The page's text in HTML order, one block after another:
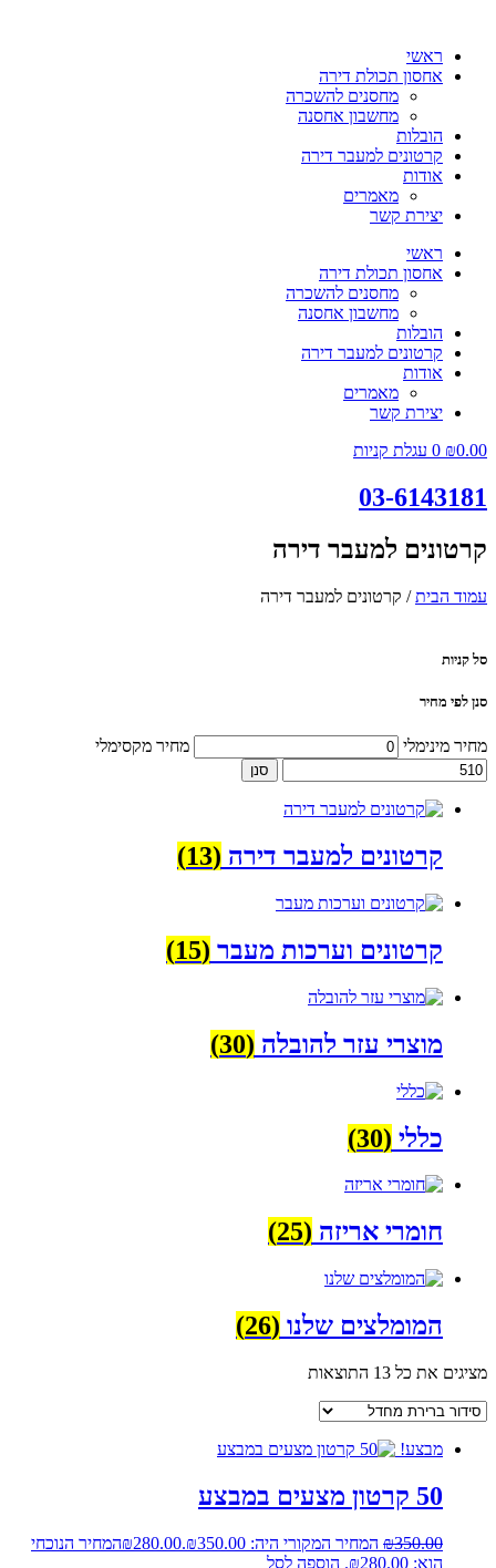
ראשי
אחסון תכולת דירה
מחסנים להשכרה
מחשבון אחסנה
הובלות
קרטונים למעבר דירה
אודות
מאמרים
יצירת קשר
ראשי
אחסון תכולת דירה
מחסנים להשכרה
מחשבון אחסנה
הובלות
קרטונים למעבר דירה
אודות
מאמרים
יצירת קשר
₪0.00
0 עגלת קניות
03-6143181
קרטונים למעבר דירה
עמוד הבית/ קרטונים למעבר דירה
סל קניות
סנן לפי מחיר
מחיר מינימלי מחיר מקסימלי
סנן
קרטונים למעבר דירה (13)
קרטונים וערכות מעבר (15)
מוצרי עזר להובלה (30)
כללי (30)
חומרי אריזה (25)
המומלצים שלנו (26)
מציגים את כל ⁦13⁩ התוצאות
מבצע!
50 קרטון מצעים במבצע
₪350.00 המחיר המקורי היה: ₪350.00. ₪280.00
המחיר הנוכחי
הוא: ₪280.00.
הוספה לסל